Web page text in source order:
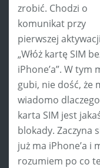
zrobić. Chodzi o
komunikat przy
pierwszej
„Włóż kartę SIM
iPhone’a”. W
gubi, nie dość, że
wiadomo
karta SIM jest
blokady. Zaczyna
już ma iPhone’a i
rozumiem po co